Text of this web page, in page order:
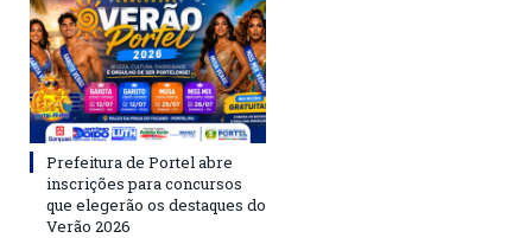
Prefeitura de Portel abre
inscrições para concursos
que elegerão os destaques do
Verão 2026